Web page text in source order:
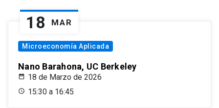
18 MAR
Microeconomía Aplicada
Nano Barahona, UC Berkeley
18 de Marzo de 2026
15:30 a 16:45